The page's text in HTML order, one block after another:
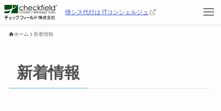
情シス代行は ITコンシェルジュ
ホーム 新着情報
新着情報